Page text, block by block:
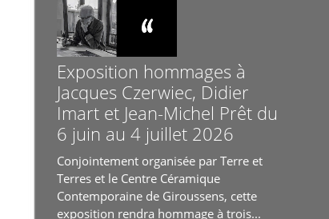
2026
à
Giroussens »
Exposition hommages à
Jacques Czerwiec, Didier
Imart et Jean-Michel Prêt du
6 juin au 4 juillet 2026
Conjointement organisée par Terre et
Terres et le Centre Céramique
Contemporaine de Giroussens, cette
exposition rendra hommage à trois...